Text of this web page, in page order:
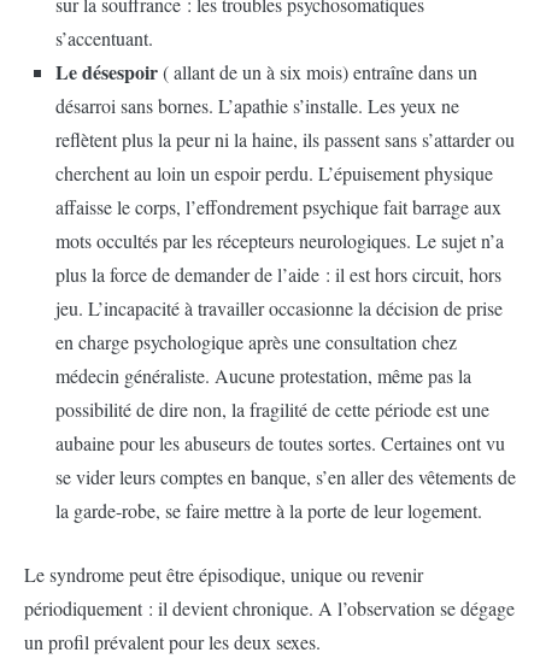
s’accentuant.
Le désespoir( allant de un à six mois) entraîne dans un
désarroi sans bornes. L’apathie s’installe. Les yeux ne
reflètent plus la peur ni la haine, ils passent sans s’attarder ou
cherchent au loin un espoir perdu. L’épuisement physique
affaisse le corps, l’effondrement psychique fait barrage aux
mots occultés par les récepteurs neurologiques. Le sujet n’a
plus la force de demander de l’aide : il est hors circuit, hors
jeu. L’incapacité à travailler occasionne la décision de prise
en charge psychologique après une consultation chez
médecin généraliste. Aucune protestation, même pas la
possibilité de dire non, la fragilité de cette période est une
aubaine pour les abuseurs de toutes sortes. Certaines ont vu
se vider leurs comptes en banque, s’en aller des vêtements de
la garde-robe, se faire mettre à la porte de leur logement.
Le syndrome peut être épisodique, unique ou revenir
périodiquement : il devient chronique. A l’observation se dégage
un profil prévalent pour les deux sexes.